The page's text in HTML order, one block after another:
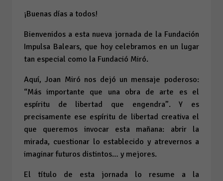
¡Buenas días a todos!
Bienvenidos a esta nueva jornada de la Fundación
Impulsa Balears, que hoy celebramos en un lugar
tan especial como la Fundació Miró.
Aquí, Joan Miró nos dejó un mensaje poderoso:
“Más importante que una obra de arte es el
espíritu de libertad que engendra”. Y es
precisamente ese espíritu de libertad creativa el
que queremos invocar esta mañana: abrir la
mirada, cuestionar lo establecido y atrevernos a
imaginar futuros distintos… y mejores.
El título de esta jornada lo resume a la